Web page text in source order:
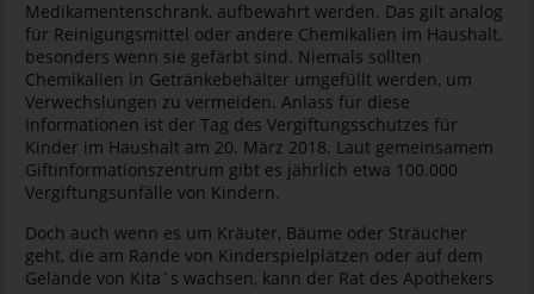
Medikamentenschrank, aufbewahrt werden. Das gilt analog
für Reinigungsmittel oder andere Chemikalien im Haushalt,
besonders wenn sie gefärbt sind. Niemals sollten
Chemikalien in Getränkebehälter umgefüllt werden, um
Verwechslungen zu vermeiden. Anlass für diese
Informationen ist der Tag des Vergiftungsschutzes für
Kinder im Haushalt am 20. März 2018. Laut gemeinsamem
Giftinformationszentrum gibt es jährlich etwa 100.000
Vergiftungsunfälle von Kindern.
Doch auch wenn es um Kräuter, Bäume oder Sträucher
geht, die am Rande von Kinderspielplätzen oder auf dem
Gelände von Kita´s wachsen, kann der Rat des Apothekers